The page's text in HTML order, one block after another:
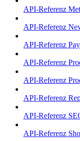
API-Referenz
API-Referenz
API-Referenz
API-Referenz
API-Referenz
API-Referenz
API-Referenz
API-Referenz